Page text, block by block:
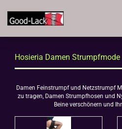
Hosieria Damen Strumpfmode
Damen Feinstrumpf und Netzstrumpf
zu tragen, Damen Strumpfhosen und
Beine verschönern und